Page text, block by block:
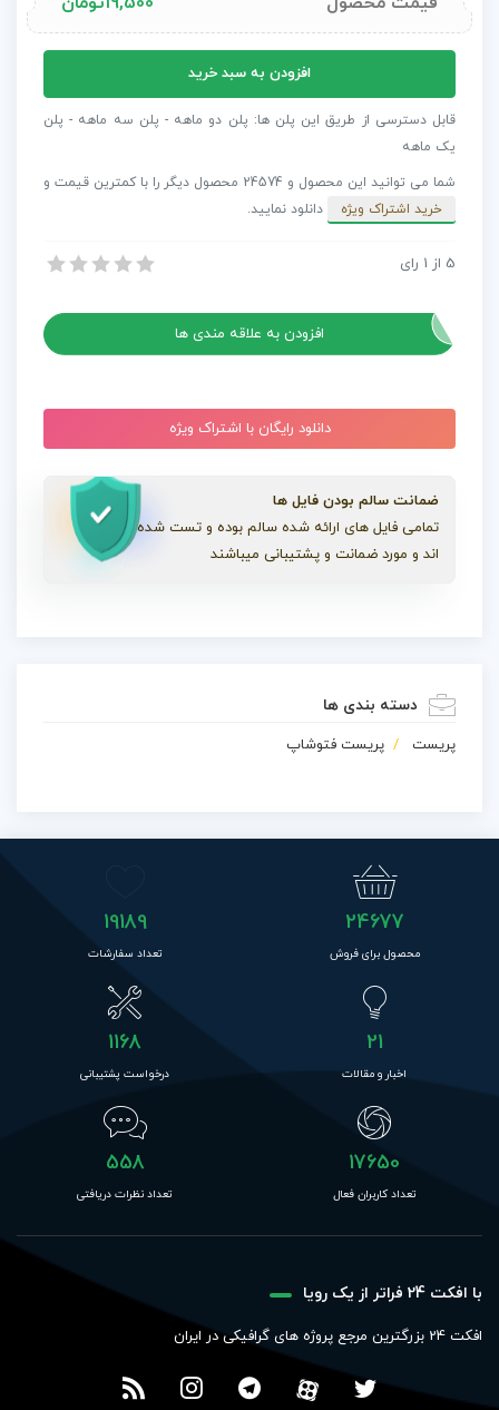
رنگ
فتوشاپ
Colour
LUT
For
عدد
افزودن به سبد خرید
قابل دسترسی از طریق این پلن ها: پلن دو ماهه - پلن سه ماهه - پلن
یک ماهه
شما می توانید این محصول و 24574 محصول دیگر را با کمترین قیمت و
خرید اشتراک ویژه
دانلود نمایید.
دانلود پریست رنگ فتوشاپ Creative Colour LUT Pack For Photoshop
5 از 1 رای
افزودن به علاقه مندی ها
دانلود رایگان با اشتراک ویژه
ضمانت سالم بودن فایل ها
تمامی فایل های ارائه شده سالم بوده و تست شده
اند و مورد ضمانت و پشتیبانی میباشند
دسته بندی ها
پریست پریست فتوشاپ
24677
محصول برای فروش
19189
تعداد سفارشات
21
اخبار و مقالات
1168
درخواست پشتیبانی
17650
تعداد کاربران فعال
558
تعداد نظرات دریافتی
با افکت 24 فراتر از یک رویا
افکت 24 بزرگترین مرجع پروژه های گرافیکی در ایران